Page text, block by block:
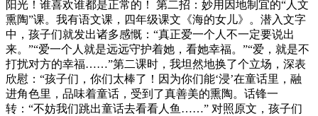
阳光！谁喜欢谁都是正常的！ 第二招：妙用因地制宜的“人文
熏陶”课。我有语文课，四年级课文《海的女儿》。潜入文字
中，孩子们就发出诸多感慨：“真正爱一个人不一定要说出
来。”“爱一个人就是远远守护着她，看她幸福。”“爱，就是不
打扰对方的幸福……”第二课时，我坦然地换了个立场，深表
欣慰：“孩子们，你们太棒了！因为你们能‘浸’在童话里，融
进角色里，品味着童话，受到了真善美的熏陶。话锋一
转：“不妨我们跳出童话去看看人鱼……” 对照原文，孩子们